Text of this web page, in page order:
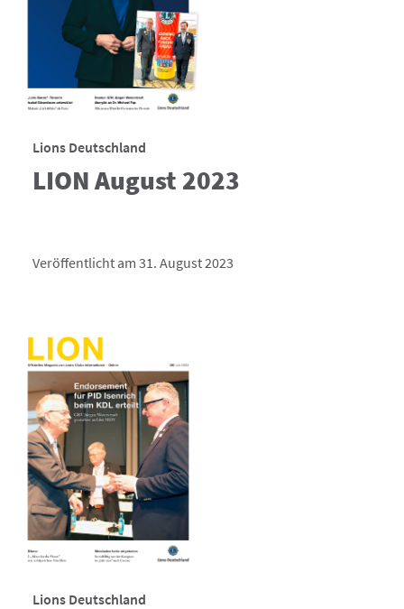
Lions Deutschland
LION August 2023
Veröffentlicht am 31. August 2023
Lions Deutschland